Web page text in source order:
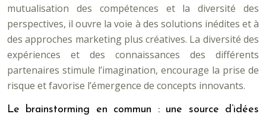
mutualisation des compétences et la diversité des
perspectives, il ouvre la voie à des solutions inédites et à
des approches marketing plus créatives. La diversité des
expériences et des connaissances des différents
partenaires stimule l’imagination, encourage la prise de
risque et favorise l’émergence de concepts innovants.
Le brainstorming en commun : une source d’idées